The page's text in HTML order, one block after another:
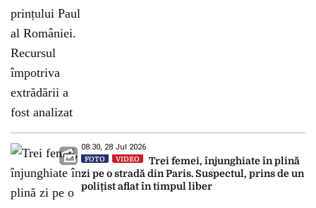
08:30, 28 Jul 2026
FOTO VIDEO
Trei femei, înjunghiate în plină
zi pe o stradă din Paris. Suspectul, prins de un
polițist aflat în timpul liber